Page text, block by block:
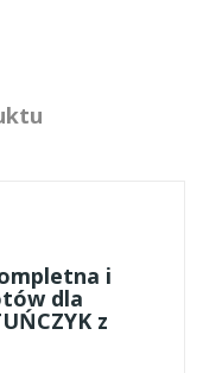
i
dla
z